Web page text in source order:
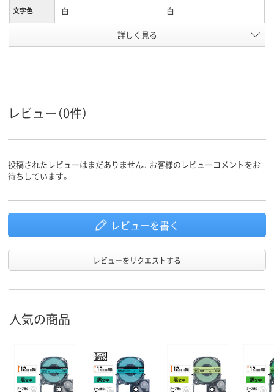
文字色 白 白
詳しく見る
レビュー（0件）
投稿されたレビューはまだありません。お客様のレビューコメントをお
待ちしています。
レビューを書く
レビューをリクエストする
人気の商品